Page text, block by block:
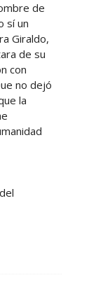
de
sí un
Giraldo,
de su
con
no dejó
la